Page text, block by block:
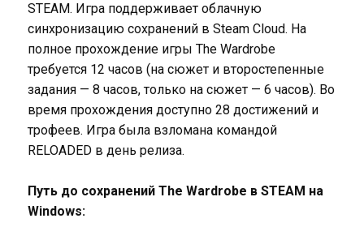
STEAM. Игра поддерживает облачную
синхронизацию сохранений в Steam Cloud. На
полное прохождение игры The Wardrobe
требуется 12 часов (на сюжет и второстепенные
задания — 8 часов, только на сюжет — 6 часов). Во
время прохождения доступно 28 достижений и
трофеев. Игра была взломана командой
RELOADED в день релиза.
Путь до сохранений The Wardrobe в STEAM на
Windows: